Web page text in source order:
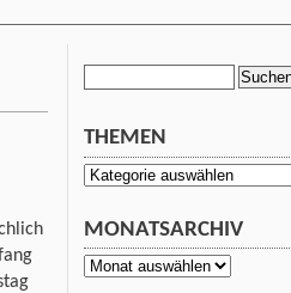
THEMEN
Themen
MONATSARCHIV
Monatsarchiv